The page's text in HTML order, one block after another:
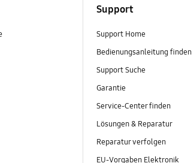
Support
Support Home
Bedienungsanleitung finden
Support Suche
Garantie
Service-Center finden
Lösungen & Reparatur
Reparatur verfolgen
EU-Vorgaben Elektronik